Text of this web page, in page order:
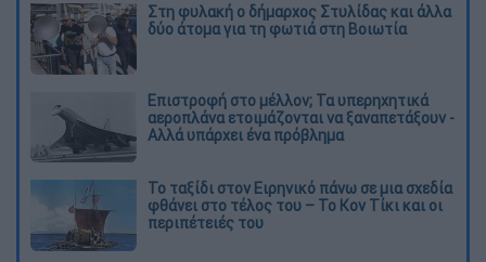
Στη φυλακή ο δήμαρχος Στυλίδας και άλλα
δύο άτομα για τη φωτιά στη Βοιωτία
Επιστροφή στο μέλλον; Τα υπερηχητικά
αεροπλάνα ετοιμάζονται να ξαναπετάξουν -
Αλλά υπάρχει ένα πρόβλημα
Το ταξίδι στον Ειρηνικό πάνω σε μια σχεδία
φθάνει στο τέλος του – Το Κον Τίκι και οι
περιπέτειές του